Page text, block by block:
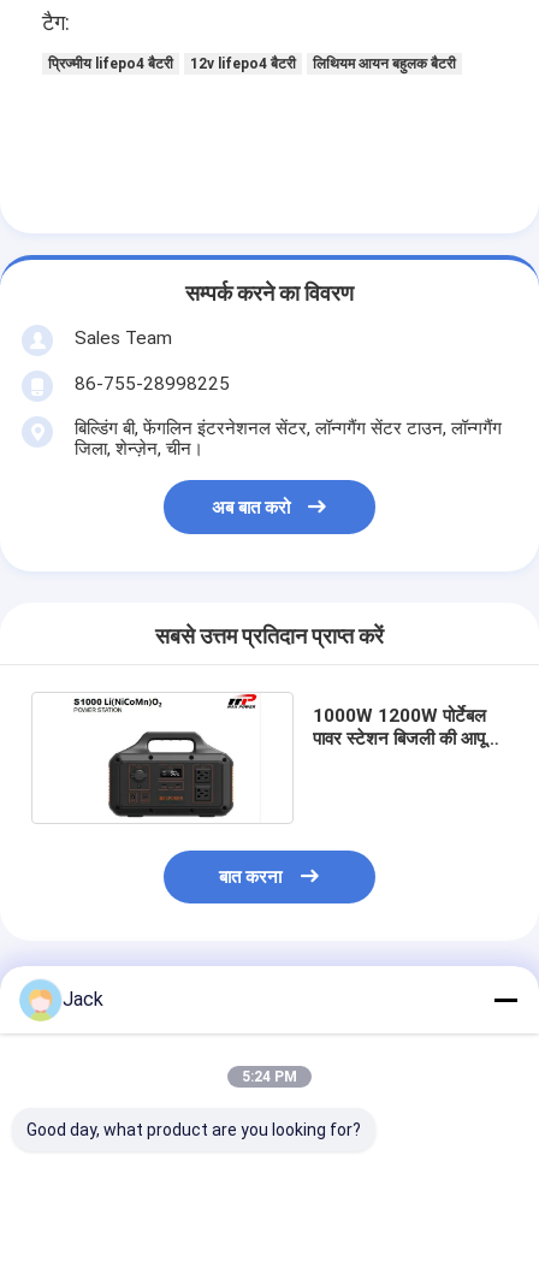
टैग:
प्रिज्मीय lifepo4 बैटरी 12v lifepo4 बैटरी लिथियम आयन बहुलक बैटरी
सम्पर्क करने का विवरण
Sales Team
86-755-28998225
बिल्डिंग बी, फेंगलिन इंटरनेशनल सेंटर, लॉन्गगैंग सेंटर टाउन, लॉन्गगैंग
जिला, शेन्ज़ेन, चीन।
अब बात करो
सबसे उत्तम प्रतिदान प्राप्त करें
1000W 1200W पोर्टेबल
पावर स्टेशन बिजली की आपूर्ति
बात करना
अनुशंसित उत्पाद
Jack
5:24 PM
Good day, what product are you looking for?